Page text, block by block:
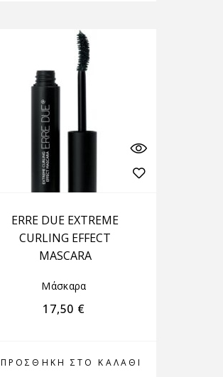
ΠΡΟΣΘΉΚΗ ΣΤΟ ΚΑΛΆΘΙ
ERRE DUE EXTREME
CURLING EFFECT
MASCARA
Μάσκαρα
17,50 €